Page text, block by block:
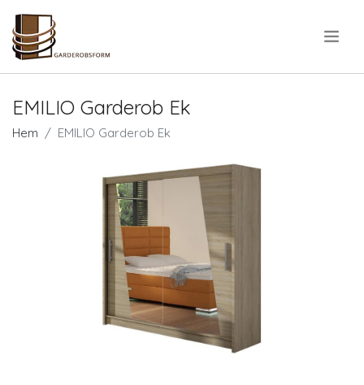
EMILIO Garderob Ek
Hem EMILIO Garderob Ek